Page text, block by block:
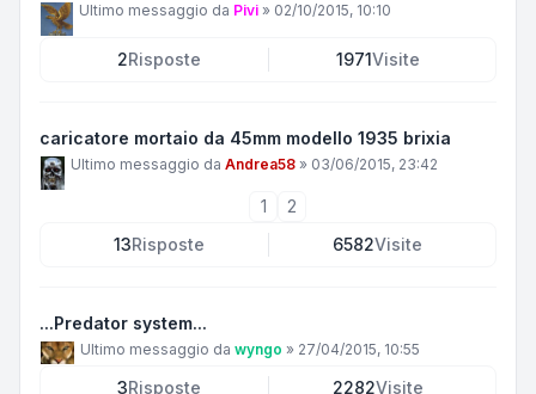
Ultimo messaggio da Pivi » 02/10/2015, 10:10
2Risposte 1971Visite
caricatore mortaio da 45mm modello 1935 brixia
Ultimo messaggio da Andrea58 » 03/06/2015, 23:42
1
2
13Risposte 6582Visite
...Predator system...
Ultimo messaggio da wyngo » 27/04/2015, 10:55
3Risposte 2282Visite